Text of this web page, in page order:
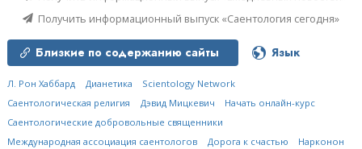
Получить информационный выпуск «Саентология сегодня»
Близкие по содержанию сайты Язык
Л. Рон Хаббард Дианетика
Scientology Network
Саентологическая религия
Дэвид Мицкевич
Начать онлайн-курс
Саентологические добровольные священники
Международная ассоциация саентологов
Дорога к счастью
Нарконон